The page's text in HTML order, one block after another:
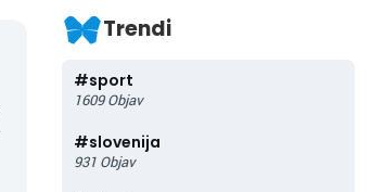
Trendi
#sport
1609 Objav
#slovenija
931 Objav